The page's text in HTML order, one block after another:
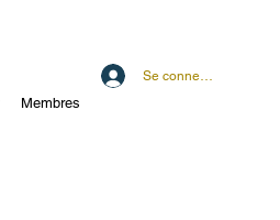
Se connecter
Membres